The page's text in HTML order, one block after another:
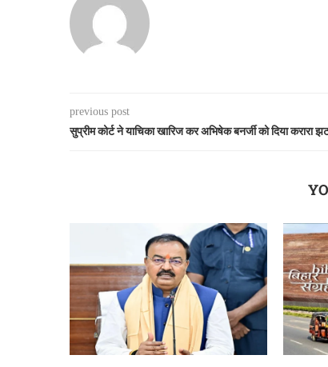
previous post
सुप्रीम कोर्ट ने याचिका खारिज कर अभिषेक बनर्जी को दिया करारा